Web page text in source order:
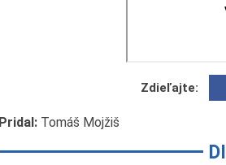
Zdieľajte:
Pridal: Tomáš Mojžiš